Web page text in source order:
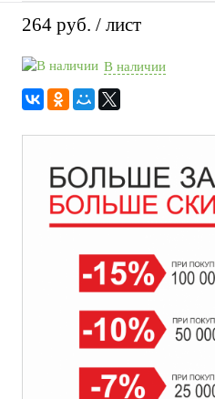
264 руб. / лист
В наличии